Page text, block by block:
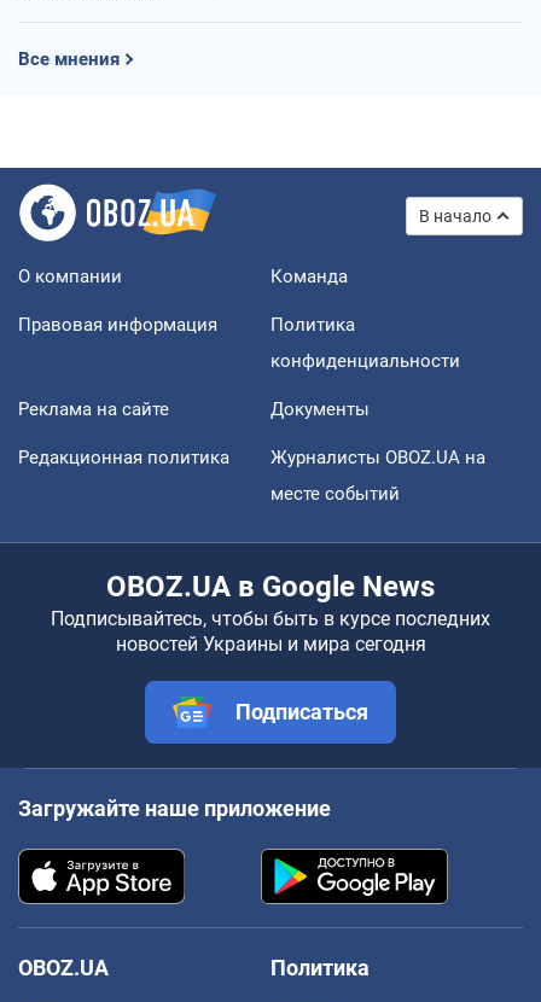
Все мнения
В начало
О компании Команда
Правовая информация
Политика
конфиденциальности
Реклама на сайте Документы
Редакционная политика
Журналисты OBOZ.UA на
месте событий
OBOZ.UA в Google News
Подписывайтесь, чтобы быть в курсе последних
новостей Украины и мира сегодня
Подписаться
Загружайте наше приложение
OBOZ.UA
Политика